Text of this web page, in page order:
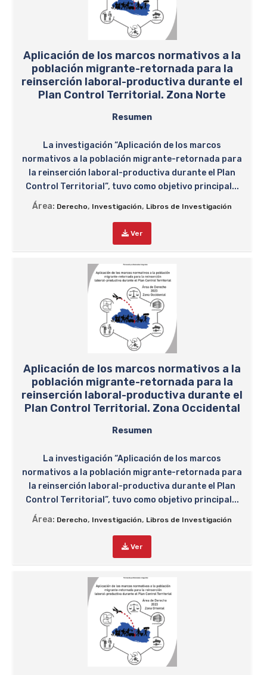
Aplicación de los marcos normativos a la
población migrante-retornada para la
reinserción laboral-productiva durante el
Plan Control Territorial. Zona Norte
Resumen
La investigación “Aplicación de los marcos
normativos a la población migrante-retornada para
la reinserción laboral-productiva durante el Plan
Control Territorial”, tuvo como objetivo principal...
Área: Derecho, Investigación, Libros de Investigación
Ver
Aplicación de los marcos normativos a la
población migrante-retornada para la
reinserción laboral-productiva durante el
Plan Control Territorial. Zona Occidental
Resumen
La investigación “Aplicación de los marcos
normativos a la población migrante-retornada para
la reinserción laboral-productiva durante el Plan
Control Territorial”, tuvo como objetivo principal...
Área: Derecho, Investigación, Libros de Investigación
Ver